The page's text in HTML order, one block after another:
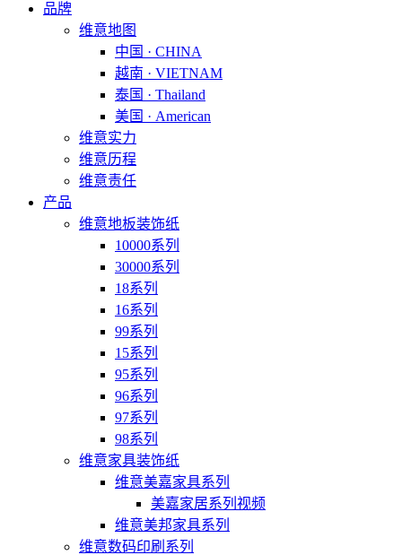
品牌
维意地图
中国 · CHINA
越南 · VIETNAM
泰国 · Thailand
美国 · American
维意实力
维意历程
维意责任
产品
维意地板装饰纸
10000系列
30000系列
18系列
16系列
99系列
15系列
95系列
96系列
97系列
98系列
维意家具装饰纸
维意美嘉家具系列
美嘉家居系列视频
维意美邦家具系列
维意数码印刷系列